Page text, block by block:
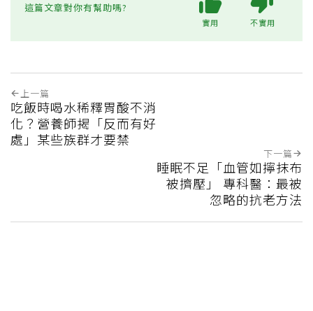
這篇文章對你有幫助嗎?
實用 不實用
上一篇
吃飯時喝水稀釋胃酸不消
化？營養師揭「反而有好
處」某些族群才要禁
下一篇
睡眠不足「血管如擰抹布
被擠壓」 專科醫：最被
忽略的抗老方法